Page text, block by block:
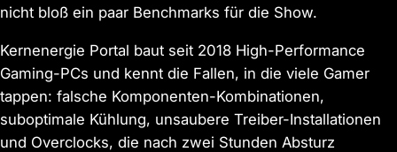
nicht bloß ein paar Benchmarks für die Show.
Kernenergie Portal baut seit 2018 High-Performance
Gaming-PCs und kennt die Fallen, in die viele Gamer
tappen: falsche Komponenten-Kombinationen,
suboptimale Kühlung, unsaubere Treiber-Installationen
und Overclocks, die nach zwei Stunden Absturz